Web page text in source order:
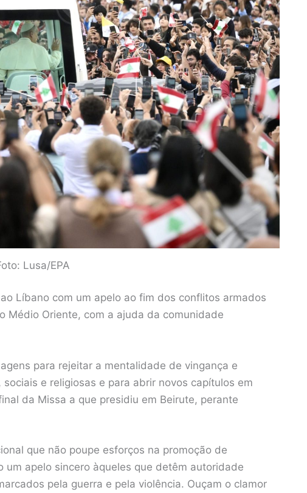
Lusa/EPA
Líbano com um apelo ao fim dos conflitos armados
Médio Oriente, com a ajuda da comunidade
para rejeitar a mentalidade de vingança e
e religiosas e para abrir novos capítulos em
da Missa a que presidiu em Beirute, perante
que não poupe esforços na promoção de
apelo sincero àqueles que detêm autoridade
pela guerra e pela violência. Ouçam o clamor